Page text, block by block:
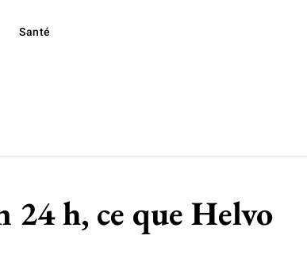
Santé
24 h, ce que Helvo